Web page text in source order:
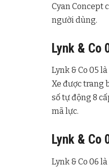
Cyan Concept
người dùng.
Lynk & Co
Lynk & Co 05
Xe được trang
số tự động 8
mã lực.
Lynk & Co
Lynk & Co 06